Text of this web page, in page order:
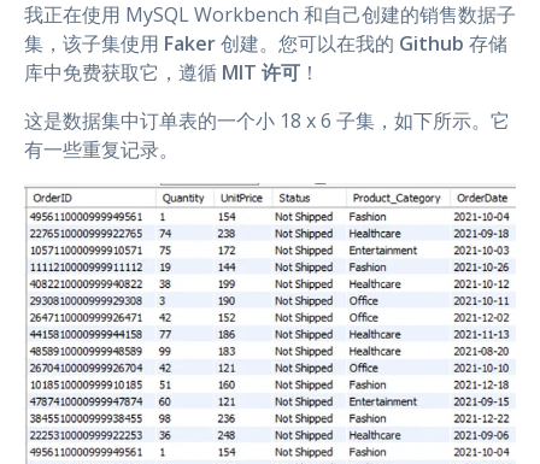
我正在使用 MySQL Workbench 和自己创建的销售数据子
集，该子集使用 Faker创建。您可以在我的 Github 存储
库中免费获取它，遵循 MIT 许可 ！
这是数据集中订单表的一个小 18 x 6 子集，如下所示。它
有一些重复记录。